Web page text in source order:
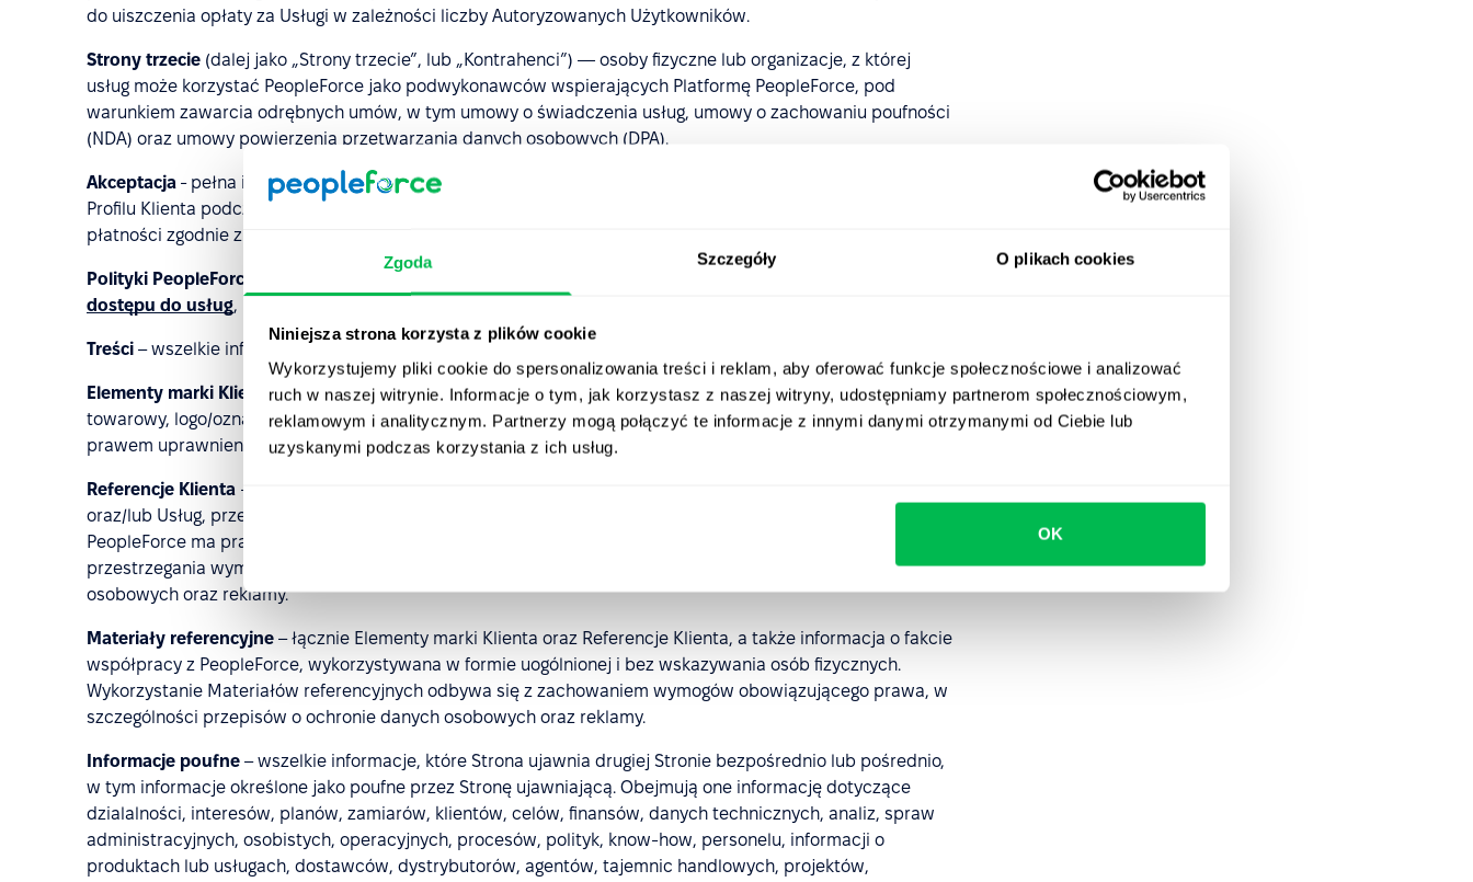
Zgoda Szczegóły O plikach cookies
Niniejsza strona korzysta z plików cookie
Wykorzystujemy pliki cookie do spersonalizowania treści i reklam, aby oferować funkcje społecznościowe i analizować
ruch w naszej witrynie. Informacje o tym, jak korzystasz z naszej witryny, udostępniamy partnerom społecznościowym,
reklamowym i analitycznym. Partnerzy mogą połączyć te informacje z innymi danymi otrzymanymi od Ciebie lub
uzyskanymi podczas korzystania z ich usług.
OK
do uiszczenia opłaty za Usługi w zależności liczby Autoryzowanych Użytkowników.
Strony trzecie (dalej jako „Strony trzecie”, lub „Kontrahenci”) — osoby fizyczne lub organizacje, z której
usług może korzystać PeopleForce jako podwykonawców wspierających Platformę PeopleForce, pod
warunkiem zawarcia odrębnych umów, w tym umowy o świadczenia usług, umowy o zachowaniu poufności
(NDA) oraz umowy powierzenia przetwarzania danych osobowych (DPA).
Akceptacja - pełna i dobrowolna akceptacja Regulaminu przez Klienta, dokonywana poprzez aktywację
Profilu Klienta podczas procesu rejestracji na stronie internetowej
płatności zgodnie z postanowieniami Regulaminu.
Polityki PeopleForce
dostępu do usług, publikowane na stronie internetowej PeopleForce i wymagające akceptacji Klienta.
Treści – wszelkie informacje i materiały, przesyłane lub publikowane przez Klienta na Platformie;
Elementy marki Klienta– nazwa (firma / nazwa handlowa) Klienta, nazwa komercyjna, logotyp, znak
towarowy, logo/oznaczenie oraz inne oznaczenia identyfikujące Klienta, do których Klient posiada zgodne z
prawem uprawnienia do korzystania.
Referencje Klienta – krótkie wypowiedzi, rekomendacje, opinie lub komentarze dotyczące PeopleForce
oraz/lub Usług, przekazane przez Klienta w dowolnej formie, w tym w formie elektronicznej, które
PeopleForce ma prawo wykorzystywać w materiałach marketingowych i informacyjnych, z zastrzeżeniem
przestrzegania wymogów obowiązującego prawa, w szczególności przepisów o ochronie danych
osobowych oraz reklamy.
Materiały referencyjne – łącznie Elementy marki Klienta oraz Referencje Klienta, a także informacja o fakcie
współpracy z PeopleForce, wykorzystywana w formie uogólnionej i bez wskazywania osób fizycznych.
Wykorzystanie Materiałów referencyjnych odbywa się z zachowaniem wymogów obowiązującego prawa, w
szczególności przepisów o ochronie danych osobowych oraz reklamy.
Informacje poufne – wszelkie informacje, które Strona ujawnia drugiej Stronie bezpośrednio lub pośrednio,
w tym informacje określone jako poufne przez Stronę ujawniającą. Obejmują one informację dotyczące
dzialalności, interesów, planów, zamiarów, klientów, celów, finansów, danych technicznych, analiz, spraw
administracyjnych, osobistych, operacyjnych, procesów, polityk, know-how, personelu, informacji o
produktach lub usługach, dostawców, dystrybutorów, agentów, tajemnic handlowych, projektów,